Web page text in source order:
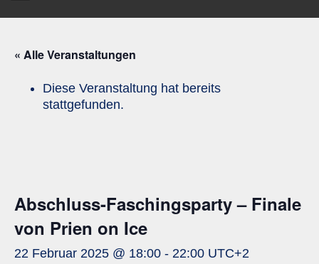
« Alle Veranstaltungen
Diese Veranstaltung hat bereits
stattgefunden.
Abschluss-Faschingsparty – Finale
von Prien on Ice
22 Februar 2025 @ 18:00 - 22:00 UTC+2